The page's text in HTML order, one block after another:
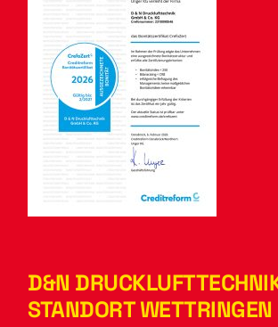
D&N
STANDORT WETTRINGEN